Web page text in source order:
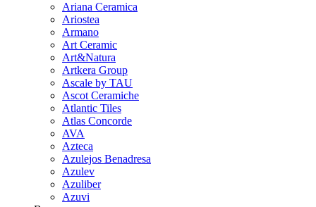
Ariana Ceramica
Ariostea
Armano
Art Ceramic
Art&Natura
Artkera Group
Ascale by TAU
Ascot Ceramiche
Atlantic Tiles
Atlas Concorde
AVA
Azteca
Azulejos Benadresa
Azulev
Azuliber
Azuvi